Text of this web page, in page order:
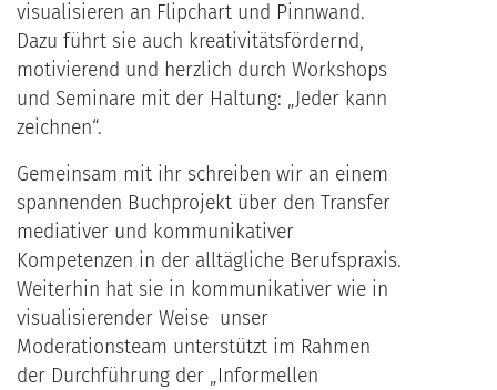
visualisieren an Flipchart und Pinnwand.
Dazu führt sie auch kreativitätsfördernd,
motivierend und herzlich durch Workshops
und Seminare mit der Haltung: „Jeder kann
zeichnen“.
Gemeinsam mit ihr schreiben wir an einem
spannenden Buchprojekt über den Transfer
mediativer und kommunikativer
Kompetenzen in der alltägliche Berufspraxis.
Weiterhin hat sie in kommunikativer wie in
visualisierender Weise unser
Moderationsteam unterstützt im Rahmen
der Durchführung der „Informellen